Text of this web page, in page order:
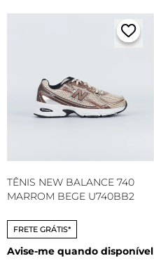
TÊNIS NEW BALANCE 740
MARROM BEGE U740BB2
FRETE GRÁTIS*
Avise-me quando disponível